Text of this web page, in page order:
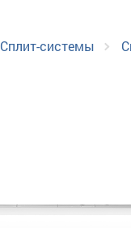
Сплит-системы